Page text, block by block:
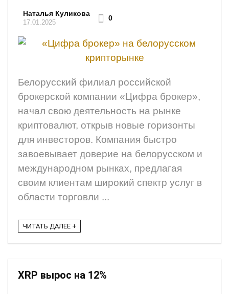
Наталья Куликова
17.01.2025
0
Белорусский филиал российской
брокерской компании «Цифра брокер»,
начал свою деятельность на рынке
криптовалют, открыв новые горизонты
для инвесторов. Компания быстро
завоевывает доверие на белорусском и
международном рынках, предлагая
своим клиентам широкий спектр услуг в
области торговли ...
ЧИТАТЬ ДАЛЕЕ +
XRP вырос на 12%